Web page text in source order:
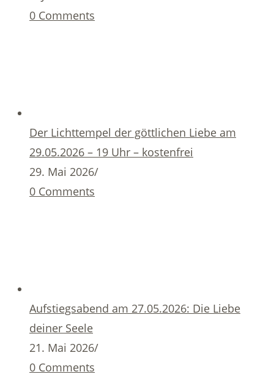
0 Comments
Der Lichttempel der göttlichen Liebe am
29.05.2026 – 19 Uhr – kostenfrei
29. Mai 2026/
0 Comments
Aufstiegsabend am 27.05.2026: Die Liebe
deiner Seele
21. Mai 2026/
0 Comments